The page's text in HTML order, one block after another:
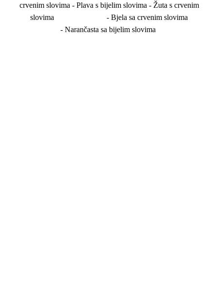
crvenim slovima - Plava s bijelim slovima - Žuta s crvenim
slovima - Bjela sa crvenim slovima
- Narančasta sa bijelim slovima